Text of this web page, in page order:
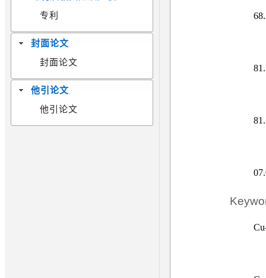
专利
封面论文
封面论文
他引论文
他引论文